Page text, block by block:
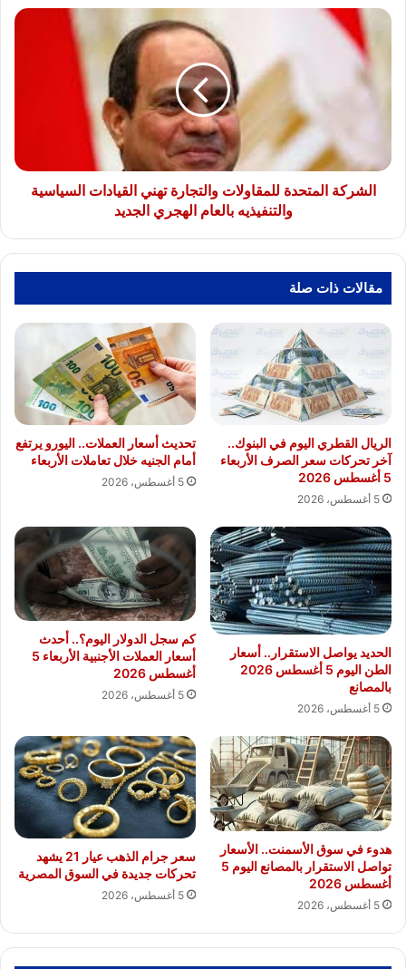
الشركة
المتحدة
للمقاولات
والتجارة
بالعام
الهجري
الشركة المتحدة للمقاولات والتجارة تهني القيادات السياسية
والتنفيذيه بالعام الهجري الجديد
مقالات ذات صلة
الريال القطري اليوم في البنوك..
آخر تحركات سعر الصرف الأربعاء
5 أغسطس 2026
5 أغسطس، 2026
تحديث أسعار العملات.. اليورو يرتفع
أمام الجنيه خلال تعاملات الأربعاء
5 أغسطس، 2026
الحديد يواصل الاستقرار.. أسعار
الطن اليوم 5 أغسطس 2026
بالمصانع
5 أغسطس، 2026
كم سجل الدولار اليوم؟.. أحدث
أسعار العملات الأجنبية الأربعاء 5
أغسطس 2026
5 أغسطس، 2026
هدوء في سوق الأسمنت.. الأسعار
تواصل الاستقرار بالمصانع اليوم 5
أغسطس 2026
5 أغسطس، 2026
سعر جرام الذهب عيار 21 يشهد
تحركات جديدة في السوق المصرية
5 أغسطس، 2026